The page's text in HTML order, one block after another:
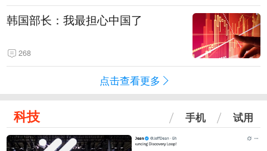
韩国部长：我最担心中国了
268
点击查看更多
科技 手机 试用